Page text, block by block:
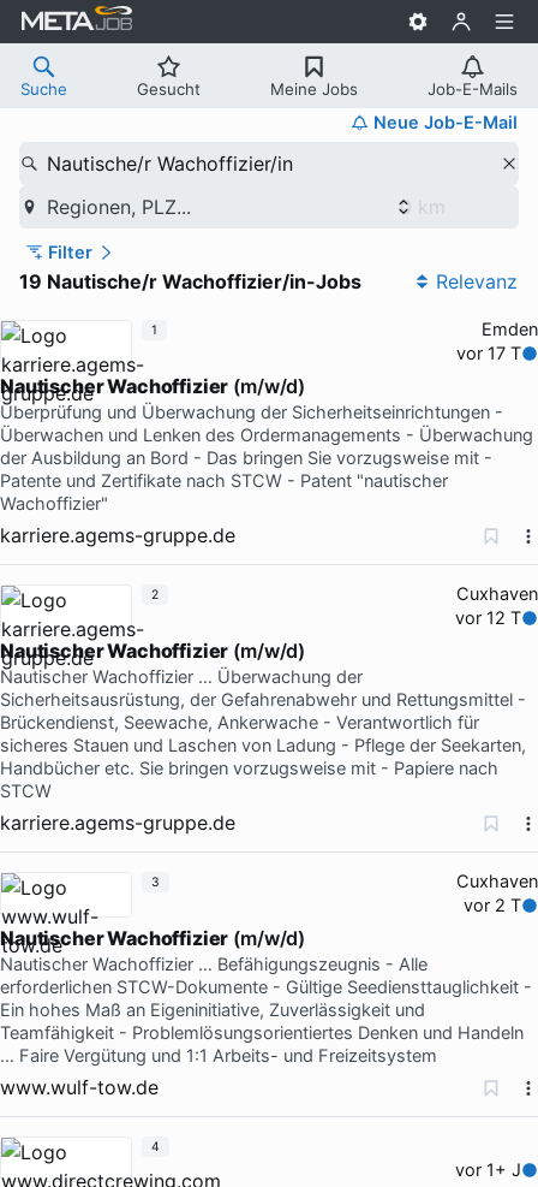
Suche Gesucht Meine Jobs Job-E-Mails
Neue Job-E-Mail
Nautische/r Wachoffizier/in
Regionen, PLZ...
Filter
19 Nautische/r Wachoffizier/in-Jobs Relevanz
Emden
vor 17 T
Nautischer Wachoffizier (m/w/d)
Überprüfung und Überwachung der Sicherheitseinrichtungen -
Überwachen und Lenken des Ordermanagements - Überwachung
der Ausbildung an Bord - Das bringen Sie vorzugsweise mit -
Patente und Zertifikate nach STCW - Patent "nautischer
Wachoffizier"
karriere.agems-gruppe.de
1
Cuxhaven
vor 12 T
Nautischer Wachoffizier (m/w/d)
Nautischer Wachoffizier … Überwachung der
Sicherheitsausrüstung, der Gefahrenabwehr und Rettungsmittel -
Brückendienst, Seewache, Ankerwache - Verantwortlich für
sicheres Stauen und Laschen von Ladung - Pflege der Seekarten,
Handbücher etc. Sie bringen vorzugsweise mit - Papiere nach
STCW
karriere.agems-gruppe.de
2
Cuxhaven
vor 2 T
Nautischer Wachoffizier (m/w/d)
Nautischer Wachoffizier … Befähigungszeugnis - Alle
erforderlichen STCW-Dokumente - Gültige Seediensttauglichkeit -
Ein hohes Maß an Eigeninitiative, Zuverlässigkeit und
Teamfähigkeit - Problemlösungsorientiertes Denken und Handeln
… Faire Vergütung und 1:1 Arbeits- und Freizeitsystem
www.wulf-tow.de
3
vor 1+ J
4